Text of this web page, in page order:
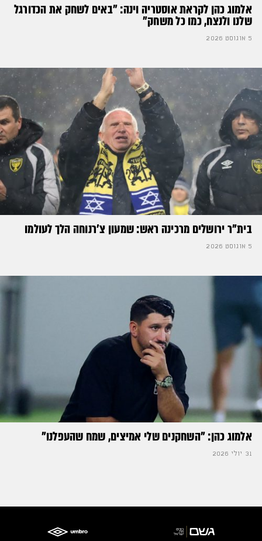
אלמוג כהן לקראת אוסטריה וינה: ״באים לשחק את הכדורגל
שלנו ולנצח, כמו כל משחק״
5 אוגוסט 2026
בית"ר ירושלים מרכינה ראש: שמעון צ'רנוחה הלך לעולמו
5 אוגוסט 2026
אלמוג כהן: "השחקנים שלי אמיצים, שמח שהעפלנו"
31 יולי 2026